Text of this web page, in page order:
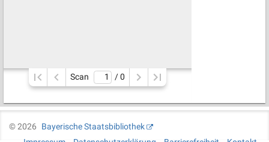
Scan / 0
©2026
Bayerische Staatsbibliothek